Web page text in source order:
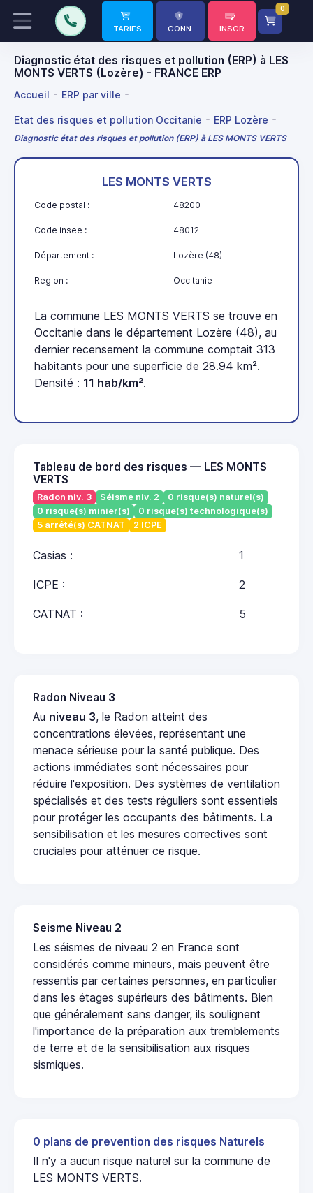
TARIFS CONN. INSCR
0
Diagnostic état des risques et pollution (ERP) à LES
MONTS VERTS (Lozère) - FRANCE ERP
Accueil ERP par ville
Etat des risques et pollution Occitanie ERP Lozère
Diagnostic état des risques et pollution (ERP) à LES MONTS VERTS
LES MONTS VERTS
Code postal : 48200
Code insee : 48012
Département : Lozère (48)
Region : Occitanie
La commune LES MONTS VERTS se trouve en
Occitanie dans le département Lozère (48), au
dernier recensement la commune comptait 313
habitants pour une superficie de 28.94 km².
Densité : 11 hab/km².
Tableau de bord des risques — LES MONTS
VERTS
Radon niv. 3 Séisme niv. 2
0 risque(s) naturel(s)
0 risque(s) minier(s)
0 risque(s) technologique(s)
5 arrêté(s) CATNAT
2 ICPE
Casias : 1
ICPE : 2
CATNAT : 5
Radon Niveau 3
Au niveau 3, le Radon atteint des
concentrations élevées, représentant une
menace sérieuse pour la santé publique. Des
actions immédiates sont nécessaires pour
réduire l'exposition. Des systèmes de ventilation
spécialisés et des tests réguliers sont essentiels
pour protéger les occupants des bâtiments. La
sensibilisation et les mesures correctives sont
cruciales pour atténuer ce risque.
Seisme Niveau 2
Les séismes de niveau 2 en France sont
considérés comme mineurs, mais peuvent être
ressentis par certaines personnes, en particulier
dans les étages supérieurs des bâtiments. Bien
que généralement sans danger, ils soulignent
l'importance de la préparation aux tremblements
de terre et de la sensibilisation aux risques
sismiques.
0 plans de prevention des risques Naturels
Il n'y a aucun risque naturel sur la commune de
LES MONTS VERTS.